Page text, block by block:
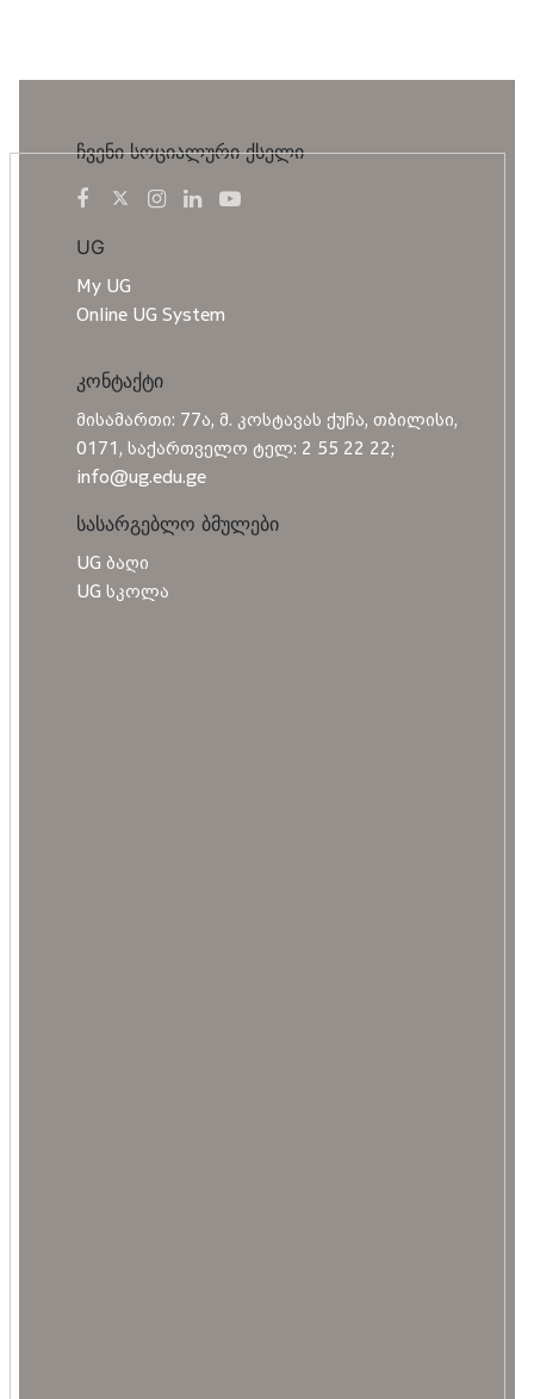
ჩვენი სოციალური ქსელი
UG
My UG
Online UG System
კონტაქტი
მისამართი: 77ა, მ. კოსტავას ქუჩა, თბილისი,
0171, საქართველო ტელ: 2 55 22 22;
info@ug.edu.ge
სასარგებლო ბმულები
UG ბაღი
UG სკოლა